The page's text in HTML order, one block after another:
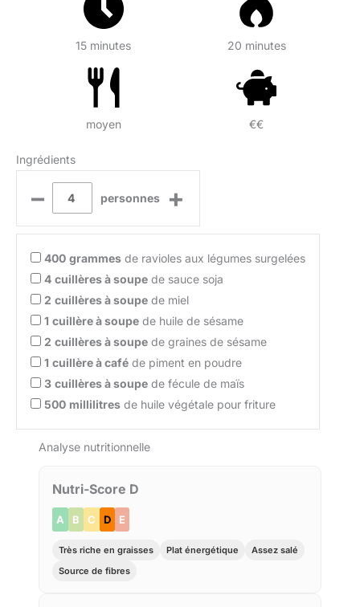
15 minutes 20 minutes
moyen €€
Ingrédients
– personnes +
400 grammes de ravioles aux légumes surgelées
4 cuillères à soupe de sauce soja
2 cuillères à soupe de miel
1 cuillère à soupe de huile de sésame
2 cuillères à soupe de graines de sésame
1 cuillère à café de piment en poudre
3 cuillères à soupe de fécule de maïs
500 millilitres de huile végétale pour friture
Analyse nutritionnelle
Nutri-Score D
A B C D E
Très riche en graisses Plat énergétique
Assez salé
Source de fibres